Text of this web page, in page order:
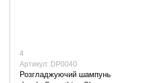
4
Артикул: DP0040
Розгладжуючий шампунь